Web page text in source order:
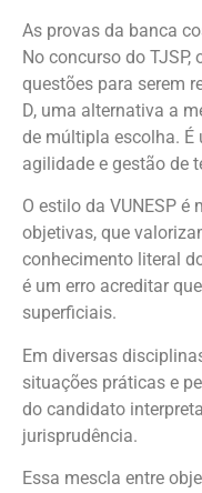
As provas da banca
No concurso do
questões para serem
D, uma alternativa a
de múltipla escolha. É
agilidade e gestão de
O estilo da VUNESP
objetivas, que
conhecimento literal
é um erro acreditar
superficiais.
Em diversas
situações práticas e
do candidato
jurisprudência.
Essa mescla entre